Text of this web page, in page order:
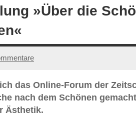
»Über die
das Online-Forum der
nach dem Schönen
Ästhetik.